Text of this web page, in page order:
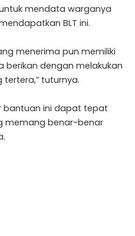
mendata warganya
BLT ini.
menerima pun memiliki
berikan dengan melakukan
tertera,” tuturnya.
bantuan ini dapat tepat
memang benar-benar